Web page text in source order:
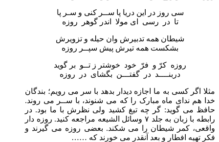
سی روز در این دریا پا ســر کنی و سـر پا
تا در رسی ای مولا اندر گوهر روزه
شیطان همه تدبیرش وان حیله و تزویرش
بشکست همه تیرش پیش سپــر روزه
روزه کرّ و فرّ خود خوشتر ز تــو بر گوید
دربنــــد در گفتـــن بگشای در روزه
مثلا اگر کسی به ما اجازه دیدار بدهد با سر می رویم؛ بندگان
خدا هم ندای ماه مبارک را که می شنوند، با ســر می روند.
حافظ می گوید: گر چه تیغ کشید ولی نظرش با ما بود. در
رابطه با زبان به جلد ۷ وسائل الشیعه مراجعه کنید. روزه دار
واقعی، کمر شیطان را می شکند. بعضی روزه می گیرند و
فکر تهیه افطار و بعد آنقدر می خورند که ……